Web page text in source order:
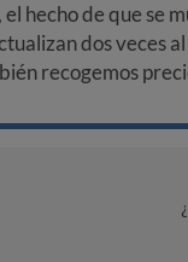
el hecho de que se
dos veces
recogemos